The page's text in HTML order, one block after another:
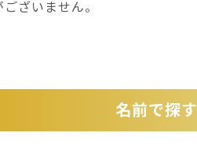
ざいません。
名前で探す